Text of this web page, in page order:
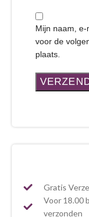
Mijn naam,
voor de
plaats.
Gratis
Voor 18.00
verzonden